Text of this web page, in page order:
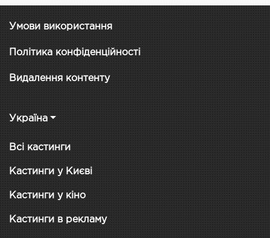
Умови використання
Політика конфіденційності
Видалення контенту
Україна
Всі кастинги
Кастинги у Києві
Кастинги у кіно
Кастинги в рекламу